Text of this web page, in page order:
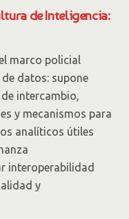
de Inteligencia:
marco policial
datos: supone
intercambio,
y mecanismos para
analíticos útiles
interoperabilidad
y